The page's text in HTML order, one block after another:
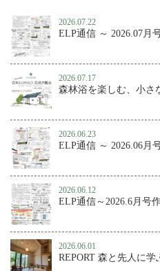
2026.07.22
ELP通信 ～ 2026.07月
2026.07.17
2026.06.23
ELP通信 ～ 2026.06月
2026.06.12
ELP通信～2026.6月号
2026.06.01